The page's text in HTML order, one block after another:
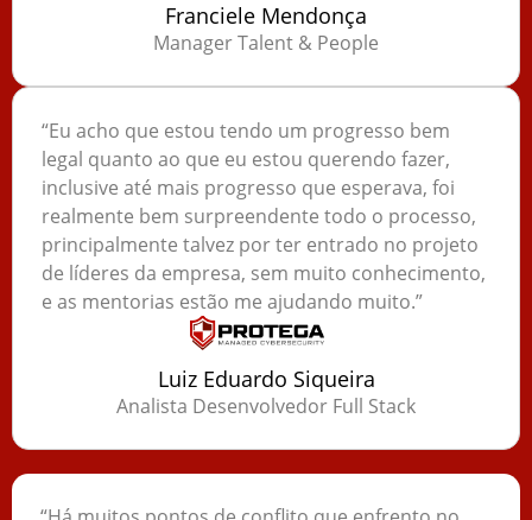
Franciele Mendonça
Manager Talent & People
“Eu acho que estou tendo um progresso bem
legal quanto ao que eu estou querendo fazer,
inclusive até mais progresso que esperava, foi
realmente bem surpreendente todo o processo,
principalmente talvez por ter entrado no projeto
de líderes da empresa, sem muito conhecimento,
e as mentorias estão me ajudando muito.”
Luiz Eduardo Siqueira
Analista Desenvolvedor Full Stack